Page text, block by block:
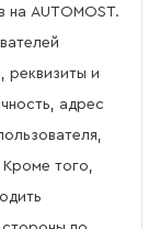
на AUTOMOST.
реквизиты и
адрес
того,